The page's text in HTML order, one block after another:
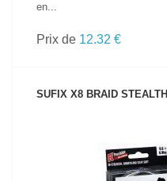
en...
Prix de 12.32 €
SUFIX X8 BRAID
VOIR